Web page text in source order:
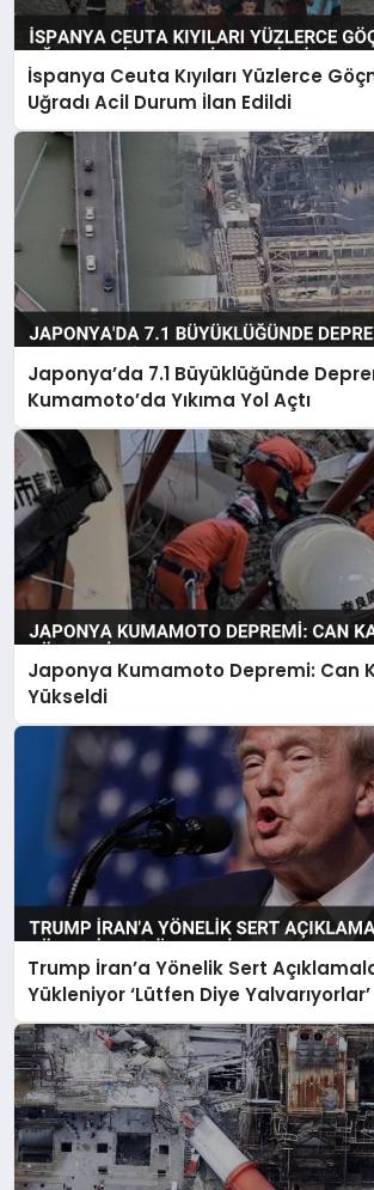
İspanya Ceuta Kıyıları Yüzlerce
Uğradı Acil Durum İlan Edildi
Japonya’da 7.1 Büyüklüğünde
Kumamoto’da Yıkıma Yol Açtı
Japonya Kumamoto Depremi: Can
Yükseldi
Trump İran’a Yönelik Sert
Yükleniyor ‘Lütfen Diye Yalvarıyorlar’